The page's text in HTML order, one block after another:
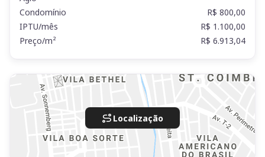
Condomínio
R$ 800,00
IPTU/mês
R$ 1.100,00
Preço/m²
R$ 6.913,04
Localização